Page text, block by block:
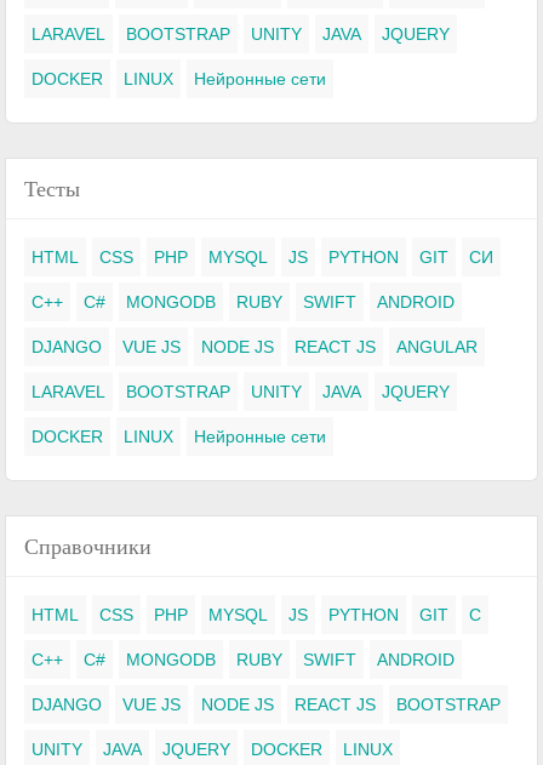
LARAVEL BOOTSTRAP UNITY JAVA JQUERY
DOCKER LINUX Нейронные сети
Тесты
HTML CSS PHP MYSQL JS PYTHON GIT СИ
C++ C# MONGODB RUBY SWIFT ANDROID
DJANGO VUE JS NODE JS REACT JS ANGULAR
LARAVEL BOOTSTRAP UNITY JAVA JQUERY
DOCKER LINUX Нейронные сети
Справочники
HTML CSS PHP MYSQL JS PYTHON GIT C
C++ C# MONGODB RUBY SWIFT ANDROID
DJANGO VUE JS NODE JS REACT JS BOOTSTRAP
UNITY JAVA JQUERY DOCKER LINUX